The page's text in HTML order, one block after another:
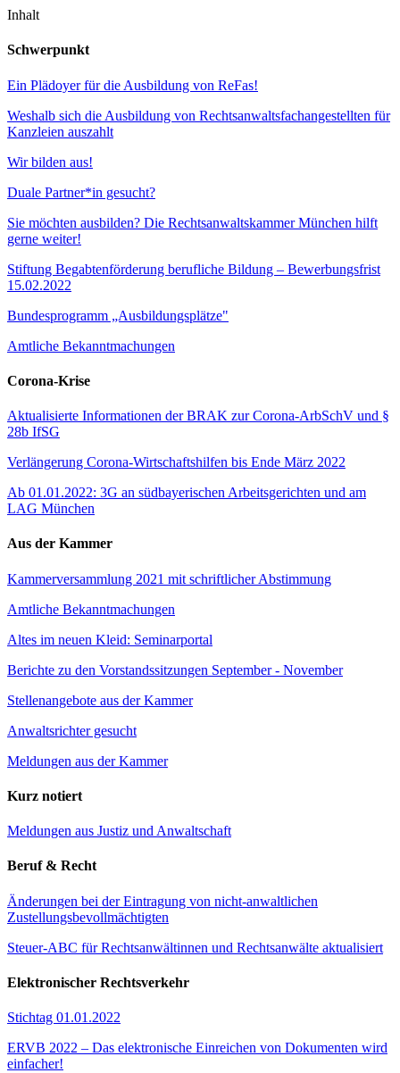
Inhalt
Schwerpunkt
Ein Plädoyer für die Ausbildung von ReFas!
Weshalb sich die Ausbildung von Rechtsanwaltsfachangestellten für
Kanzleien auszahlt
Wir bilden aus!
Duale Partner*in gesucht?
Sie möchten ausbilden? Die Rechtsanwaltskammer München hilft
gerne weiter!
Stiftung Begabtenförderung berufliche Bildung – Bewerbungsfrist
15.02.2022
Bundesprogramm „Ausbildungsplätze"
Amtliche Bekanntmachungen
Corona-Krise
Aktualisierte Informationen der BRAK zur Corona-ArbSchV und §
28b IfSG
Verlängerung Corona-Wirtschaftshilfen bis Ende März 2022
Ab 01.01.2022: 3G an südbayerischen Arbeitsgerichten und am
LAG München
Aus der Kammer
Kammerversammlung 2021 mit schriftlicher Abstimmung
Amtliche Bekanntmachungen
Altes im neuen Kleid: Seminarportal
Berichte zu den Vorstandssitzungen September - November
Stellenangebote aus der Kammer
Anwaltsrichter gesucht
Meldungen aus der Kammer
Kurz notiert
Meldungen aus Justiz und Anwaltschaft
Beruf & Recht
Änderungen bei der Eintragung von nicht-anwaltlichen
Zustellungsbevollmächtigten
Steuer-ABC für Rechtsanwältinnen und Rechtsanwälte aktualisiert
Elektronischer Rechtsverkehr
Stichtag 01.01.2022
ERVB 2022 – Das elektronische Einreichen von Dokumenten wird
einfacher!